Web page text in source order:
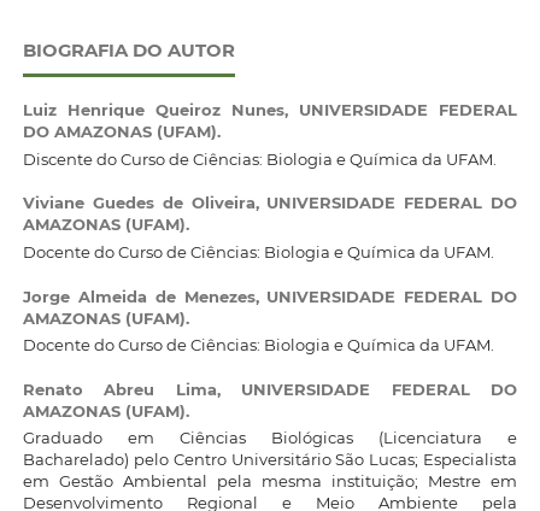
BIOGRAFIA DO AUTOR
Luiz Henrique Queiroz Nunes, UNIVERSIDADE FEDERAL
DO AMAZONAS (UFAM).
Discente do Curso de Ciências: Biologia e Química da UFAM.
Viviane Guedes de Oliveira, UNIVERSIDADE FEDERAL DO
AMAZONAS (UFAM).
Docente do Curso de Ciências: Biologia e Química da UFAM.
Jorge Almeida de Menezes, UNIVERSIDADE FEDERAL DO
AMAZONAS (UFAM).
Docente do Curso de Ciências: Biologia e Química da UFAM.
Renato Abreu Lima, UNIVERSIDADE FEDERAL DO
AMAZONAS (UFAM).
Graduado em Ciências Biológicas (Licenciatura e
Bacharelado) pelo Centro Universitário São Lucas; Especialista
em Gestão Ambiental pela mesma instituição; Mestre em
Desenvolvimento Regional e Meio Ambiente pela